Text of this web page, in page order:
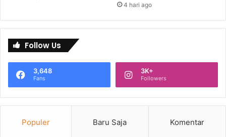
4 hari ago
Follow Us
3,648
Fans
3K+
Followers
Populer Baru Saja Komentar